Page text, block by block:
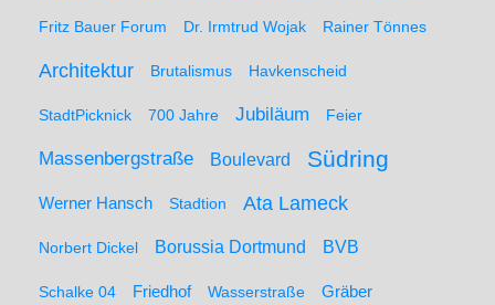
Fritz Bauer Forum Dr. Irmtrud Wojak Rainer Tönnes
Architektur Brutalismus Havkenscheid
StadtPicknick 700 Jahre Jubiläum Feier
Massenbergstraße Boulevard Südring
Werner Hansch Stadtion Ata Lameck
Norbert Dickel Borussia Dortmund BVB
Schalke 04 Friedhof Wasserstraße Gräber